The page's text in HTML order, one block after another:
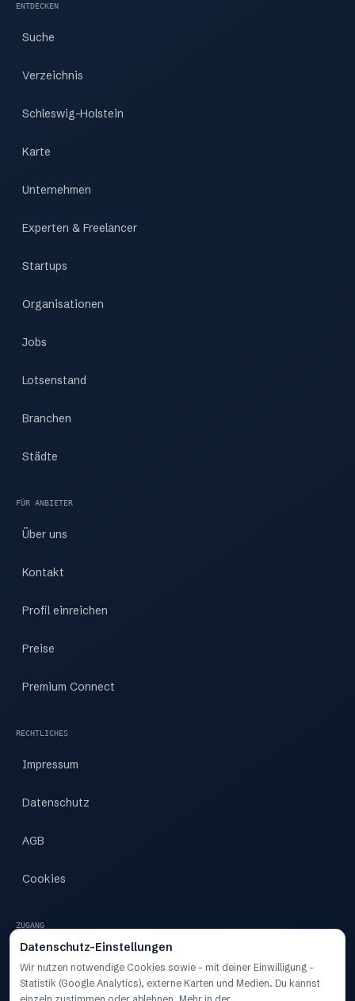
ENTDECKEN
Suche
Verzeichnis
Schleswig-Holstein
Karte
Unternehmen
Experten & Freelancer
Startups
Organisationen
Jobs
Lotsenstand
Branchen
Städte
FÜR ANBIETER
Über uns
Kontakt
Profil einreichen
Preise
Premium Connect
RECHTLICHES
Impressum
Datenschutz
AGB
Cookies
ZUGANG
Dashboard
Datenschutz-Einstellungen
Wir nutzen notwendige Cookies sowie – mit deiner Einwilligung –
Statistik (Google Analytics), externe Karten und Medien. Du kannst